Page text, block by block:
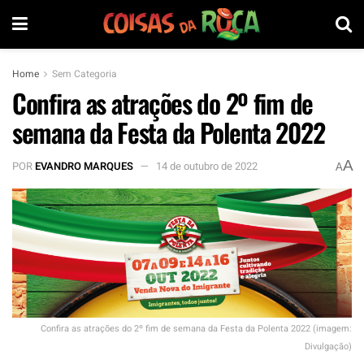
Home Sem Categoria
Confira as atrações do 2º fim de
semana da Festa da Polenta 2022
POREVANDRO MARQUES 14 de outubro de 2022 AA
Confira as atrações do 2º fim de semana da Festa da Polenta 2022 (imagem:
Divulgação)